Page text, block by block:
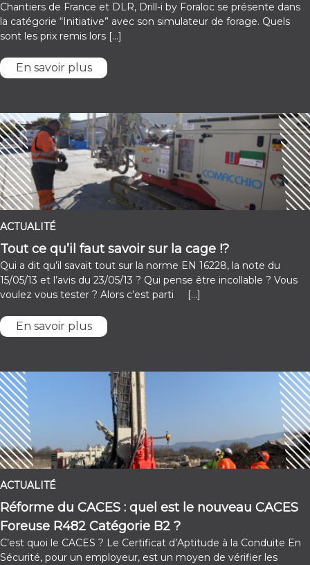
Chantiers de France et DLR, Drill-i by Foraloc se présente dans
la catégorie “Initiative” avec son simulateur de forage. Quels
sont les prix remis lors […]
En savoir plus
ACTUALITÉ
Tout ce qu’il faut savoir sur la cage !?
Qui a dit qu’il savait tout sur la norme EN 16228, la note du
15/05/13 et l’avis du 23/05/13 ? Qui pense être incollable ? Vous
voulez vous tester ? Alors c’est parti […]
En savoir plus
ACTUALITÉ
Réforme du CACES : quel est le nouveau CACES
Foreuse R482 Catégorie B2 ?
C’est quoi le CACES ? Le Certificat d’Aptitude à la Conduite En
Sécurité, pour un employeur, est un moyen de vérifier les